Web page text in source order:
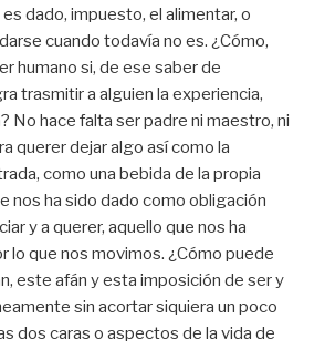
dado, impuesto, el alimentar, o
cuando todavía no es. ¿Cómo,
humano si, de ese saber de
trasmitir a alguien la experiencia,
No hace falta ser padre ni maestro, ni
querer dejar algo así como la
como una bebida de la propia
nos ha sido dado como obligación
y a querer, aquello que nos ha
lo que nos movimos. ¿Cómo puede
este afán y esta imposición de ser y
sin acortar siquiera un poco
dos caras o aspectos de la vida de